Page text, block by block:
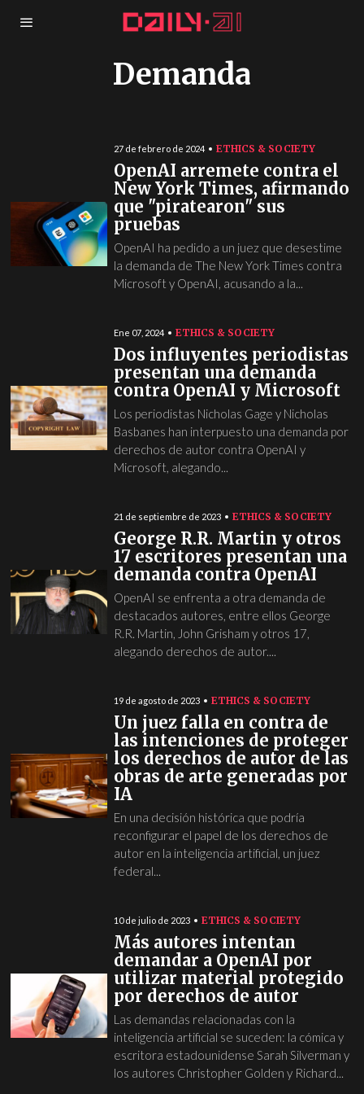
Demanda
27 de febrero de 2024 ETHICS & SOCIETY
OpenAI arremete contra el
New York Times, afirmando
que "piratearon" sus
pruebas
OpenAI ha pedido a un juez que desestime
la demanda de The New York Times contra
Microsoft y OpenAI, acusando a la...
Ene 07, 2024 ETHICS & SOCIETY
Dos influyentes periodistas
presentan una demanda
contra OpenAI y Microsoft
Los periodistas Nicholas Gage y Nicholas
Basbanes han interpuesto una demanda por
derechos de autor contra OpenAI y
Microsoft, alegando...
21 de septiembre de 2023 ETHICS & SOCIETY
George R.R. Martin y otros
17 escritores presentan una
demanda contra OpenAI
OpenAI se enfrenta a otra demanda de
destacados autores, entre ellos George
R.R. Martin, John Grisham y otros 17,
alegando derechos de autor....
19 de agosto de 2023 ETHICS & SOCIETY
Un juez falla en contra de
las intenciones de proteger
los derechos de autor de las
obras de arte generadas por
IA
En una decisión histórica que podría
reconfigurar el papel de los derechos de
autor en la inteligencia artificial, un juez
federal...
10 de julio de 2023 ETHICS & SOCIETY
Más autores intentan
demandar a OpenAI por
utilizar material protegido
por derechos de autor
Las demandas relacionadas con la
inteligencia artificial se suceden: la cómica y
escritora estadounidense Sarah Silverman y
los autores Christopher Golden y Richard...